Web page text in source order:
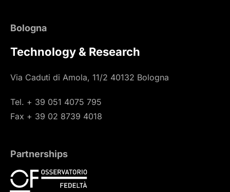
Bologna
Technology & Research
Via Caduti di Amola, 11/2 40132 Bologna
Tel. + 39 051 4075 795
Fax + 39 02 8739 4018
Partnerships